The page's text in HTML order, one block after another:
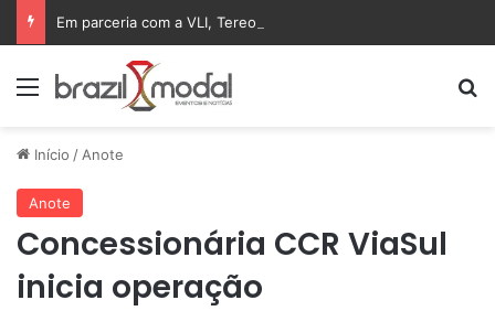
Menu
Início /Anote
Anote
Concessionária CCR ViaSul
inicia operação